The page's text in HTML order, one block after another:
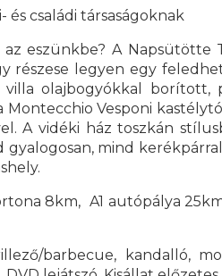
és családi társaságoknak
eszünkbe? A Napsütötte
részese legyen egy
villa olajbogyókkal borított,
Montecchio Vesponi
A vidéki ház toszkán
mind
8km, A1 autópálya
barbecue, kandalló,